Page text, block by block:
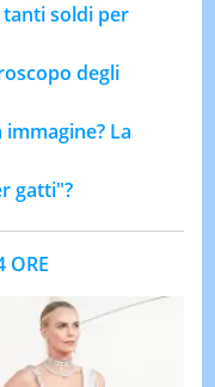
soldi per
degli
La
gatti"?
ORE